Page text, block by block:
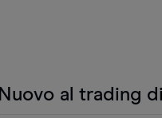
Nuovo al trading